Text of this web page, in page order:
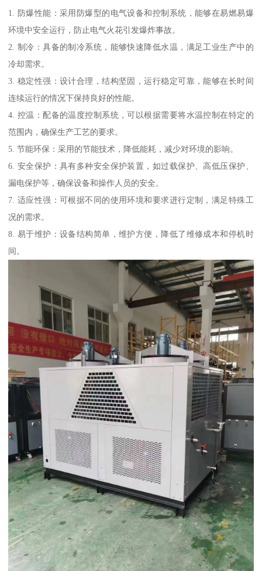
1. 防爆性能：采用防爆型的电气设备和控制系统，能够在易燃易爆
环境中安全运行，防止电气火花引发爆炸事故。
2. 制冷：具备的制冷系统，能够快速降低水温，满足工业生产中的
冷却需求。
3. 稳定性强：设计合理，结构坚固，运行稳定可靠，能够在长时间
连续运行的情况下保持良好的性能。
4. 控温：配备的温度控制系统，可以根据需要将水温控制在特定的
范围内，确保生产工艺的要求。
5. 节能环保：采用的节能技术，降低能耗，减少对环境的影响。
6. 安全保护：具有多种安全保护装置，如过载保护、高低压保护、
漏电保护等，确保设备和操作人员的安全。
7. 适应性强：可根据不同的使用环境和要求进行定制，满足特殊工
况的需求。
8. 易于维护：设备结构简单，维护方便，降低了维修成本和停机时
间。